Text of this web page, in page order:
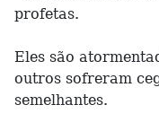
profetas.
Eles são
outros sofreram
semelhantes.